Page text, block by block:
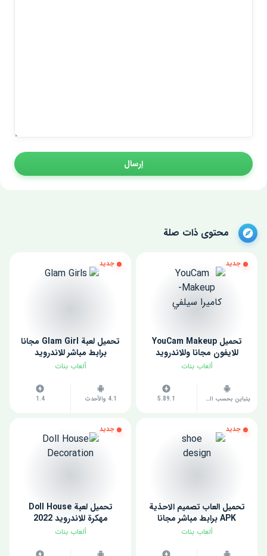
إرسال
محتوى ذات صلة
جديد
تحميل YouCam Makeup
للايفون مجانا وللاندرويد
ألعاب بنات
يتباين بحسب الجهاز 5.89.1
جديد
تحميل لعبة Glam Girl مجانا
برابط مباشر للاندرويد
ألعاب بنات
4.1 والأحدث 1.4
جديد
تحميل العاب تصميم الاحذية
APK برابط مباشر مجانا
ألعاب بنات
جديد
تحميل لعبة Doll House
مهكرة للاندرويد 2022
ألعاب بنات